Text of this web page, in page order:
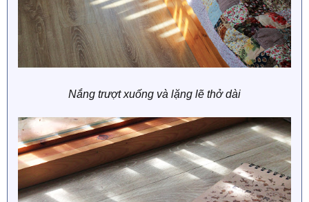
Nắng trượt xuống và lặng lẽ thở dài